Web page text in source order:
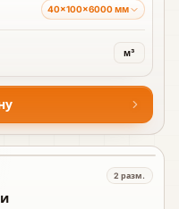
40×100×6000 мм
м³
2 разм.